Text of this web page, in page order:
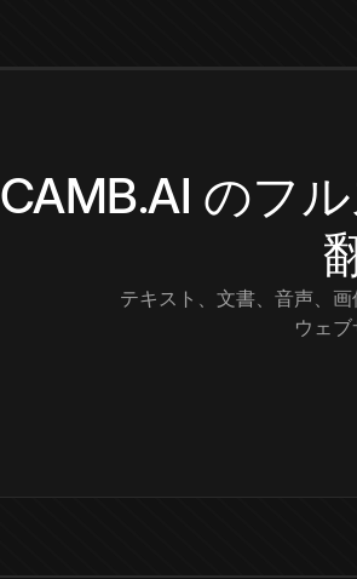
CAMB.AI のフ
テキスト、文書、音声、
ウェブ